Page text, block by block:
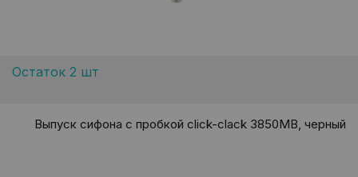
Остаток 2 шт
Выпуск сифона с пробкой click-clack 3850MB, черный